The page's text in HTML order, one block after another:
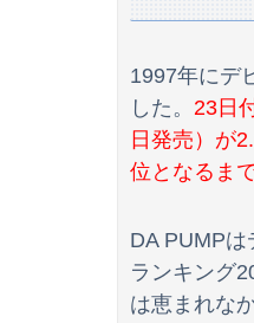
【画像】日焼
【画像】宇多
白戸ゆめのア
【速報】乃木
1997年にデ
した。 23日
日発売）が
位となるま
DA PUMPは
ランキング
は恵まれな